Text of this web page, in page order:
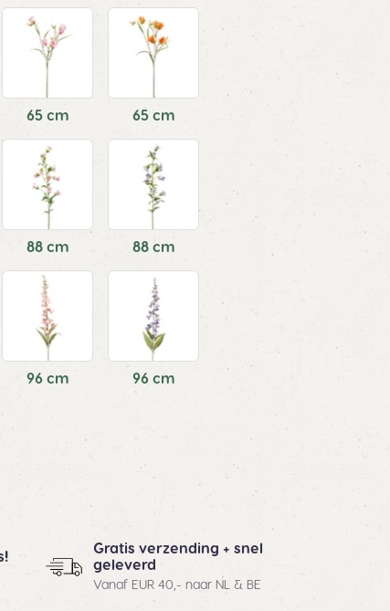
65 cm 65 cm
88 cm 88 cm
96 cm 96 cm
Gratis verzending + snel
geleverd
Vanaf EUR 40,- naar NL & BE